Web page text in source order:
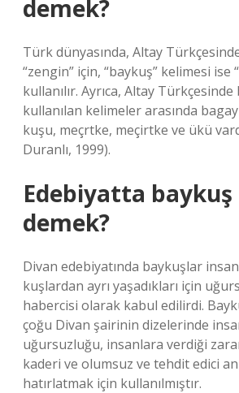
demek?
Türk dünyasında, Altay
“zengin” için, “baykuş” kelimesi ise
kullanılır. Ayrıca, Altay
kullanılan kelimeler arasında
kuşu, meçrtke, meçirtke ve ükü
Duranlı, 1999).
Edebiyatta baykuş
demek?
Divan edebiyatında baykuşlar
kuşlardan ayrı yaşadıkları için
habercisi olarak kabul edilirdi.
çoğu Divan şairinin dizelerinde
uğursuzluğu, insanlara verdiği
kaderi ve olumsuz ve tehdit edici
hatırlatmak için kullanılmıştır.